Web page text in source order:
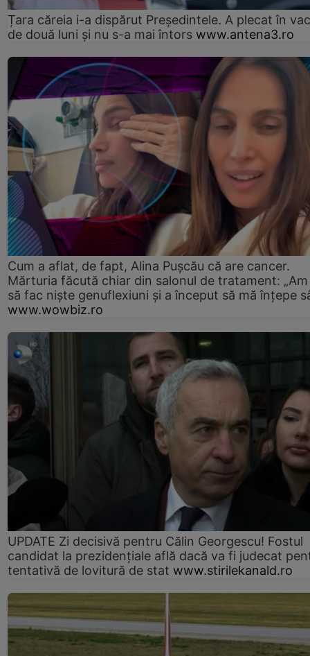
Țara căreia i-a dispărut Președintele. A plecat în
de două luni și nu s-a mai întors www.antena3.ro
Cum a aflat, de fapt, Alina Pușcău că are cancer.
Mărturia făcută chiar din salonul de tratament:
să fac niște genuflexiuni și a început să mă înțepe
www.wowbiz.ro
UPDATE Zi decisivă pentru Călin Georgescu! Fostul
candidat la prezidențiale află dacă va fi judecat
tentativă de lovitură de stat www.stirilekanald.ro